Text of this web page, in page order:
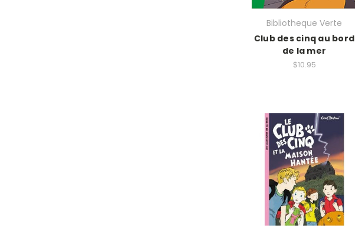
Bibliotheque Verte
Club des cinq au bord
de la mer
$10.95